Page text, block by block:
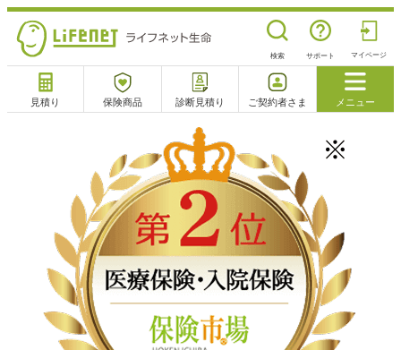
検索 サポート マイページ
見積り 保険商品 診断見積り ご契約者さま メニュー
チャットサポート 電話で相談 相談予約 よくあるご質問